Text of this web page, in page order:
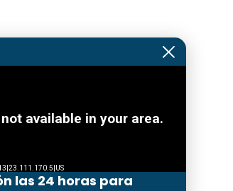
las 24 horas para